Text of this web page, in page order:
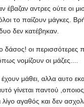
έβαζαν αντρες ούτε οι
το παίζουν μάγκες.
δεν κατέβηκαν.
δάσος! οι περισσότερες
νομίζουν οι μάζες....
μάθει, αλλα αυτο
γίνεται παντού
αγαθός και δεν